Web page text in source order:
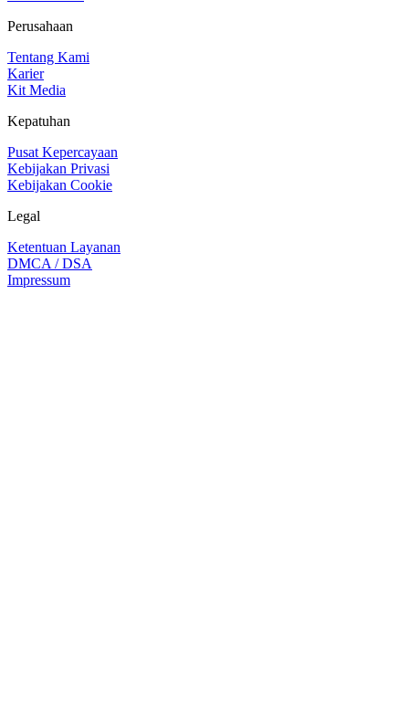
Perusahaan
Tentang Kami
Karier
Kit Media
Kepatuhan
Pusat Kepercayaan
Kebijakan Privasi
Kebijakan Cookie
Legal
Ketentuan Layanan
DMCA / DSA
Impressum